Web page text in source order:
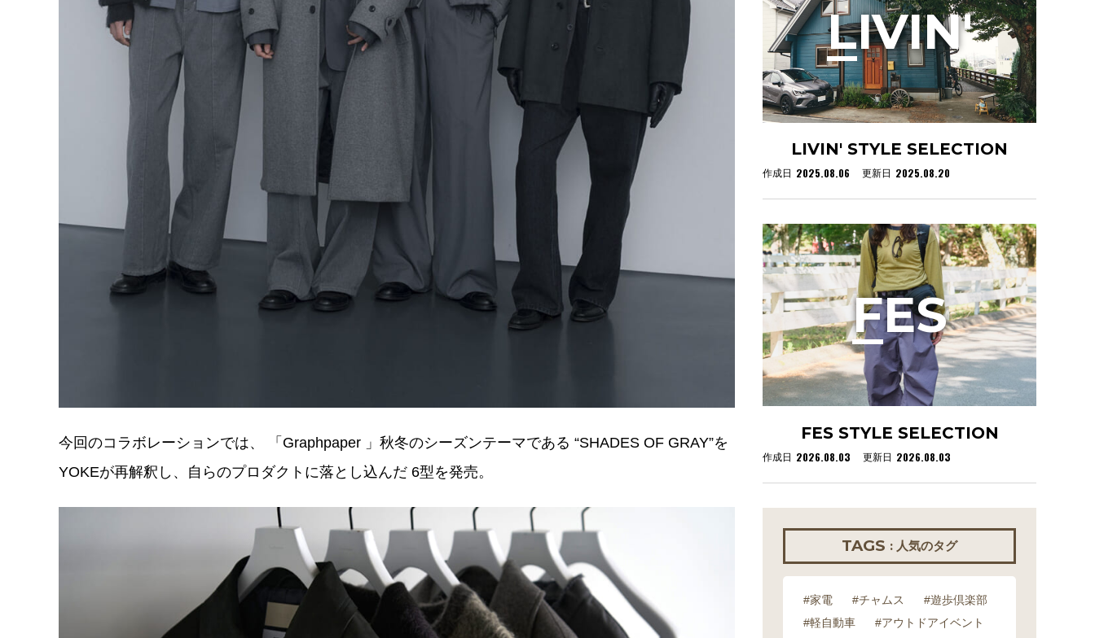
今回のコラボレーションでは、 「Graphpaper 」秋冬のシーズンテーマである “SHADES OF GRAY”を
YOKEが再解釈し、自らのプロダクトに落とし込んだ 6型を発売。
LIVIN' STYLE SELECTION
作成日 2025.08.06 更新日 2025.08.20
LIVIN'
FES STYLE SELECTION
作成日 2026.08.03 更新日 2026.08.03
FES
TAGS : 人気のタグ
#家電 #チャムス
#遊歩倶楽部
#軽自動車
#アウトドアイベント